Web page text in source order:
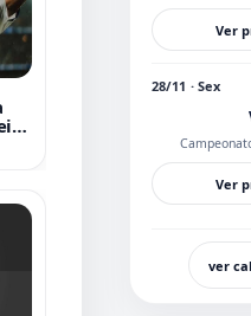
Ver
28/11 · Sex
Ver
ver